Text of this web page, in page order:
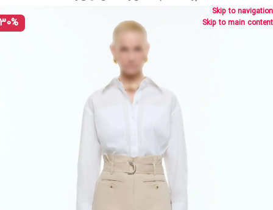
Skip to navigation
Skip to main content
30%